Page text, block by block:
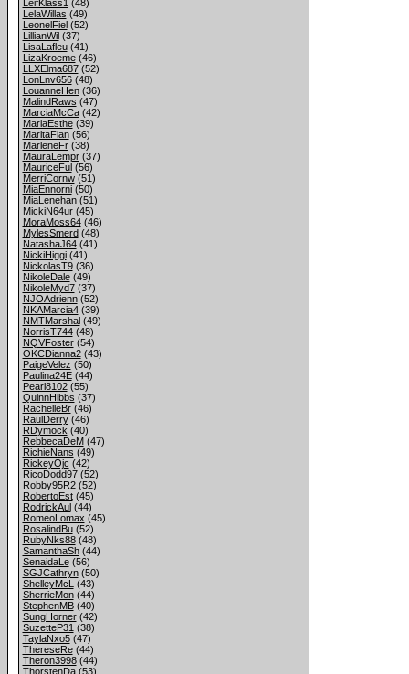
LeifKlass1 (48)
LelaWillas (49)
LeonelFiel(52)
LillianWil(37)
LisaLafleu(41)
LizaKroeme(46)
LLXElma687(52)
LonLnv656(48)
LouanneHen(36)
MalindRaws (47)
MarciaMcCa(42)
MariaEsthe(39)
MaritaFlan(56)
MarleneFr(38)
MauraLempr(37)
MauriceFul(56)
MerriCornw(51)
MiaEnnorni(50)
MiaLenehan(51)
MickiN64ur(45)
MoraMoss64(46)
MylesSmerd(48)
NatashaJ64(41)
NickiHiggi(41)
NickolasT9(36)
NikoleDale(49)
NikoleMyd7(37)
NJOAdrienn(52)
NKAMarcia4(39)
NMTMarshal(49)
NorrisT744(48)
NQVFoster(54)
OKCDianna2(43)
PaigeVelez (50)
Paulina24E(44)
Pearl8102(55)
QuinnHibbs (37)
RachelleBr(46)
RaulDerry(46)
RDymock (40)
RebbecaDeM(47)
RichieNans (49)
RickeyOjc (42)
RicoDodd97(52)
Robby95R2(52)
RobertoEst(45)
RodrickAul(44)
RomeoLomax (45)
RosalindBu(52)
RubyNks88(48)
SamanthaSh(44)
SenaidaLe(56)
SGJCathryn(50)
ShelleyMcL (43)
SherrieMon(44)
StephenMB(40)
SungHorner(42)
SuzetteP31 (38)
TaylaNxo5(47)
ThereseRe(44)
Theron3998(44)
ThorstenDa(53)